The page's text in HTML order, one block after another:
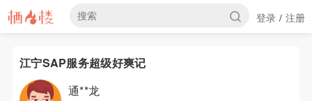
登录 / 注册
江宁SAP服务超级好爽记
通**龙